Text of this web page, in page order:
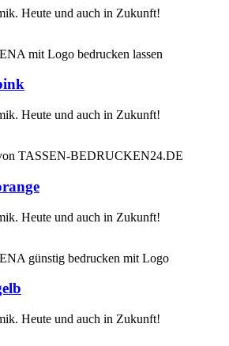
Heute und auch in Zukunft!
Heute und auch in Zukunft!
Heute und auch in Zukunft!
Heute und auch in Zukunft!